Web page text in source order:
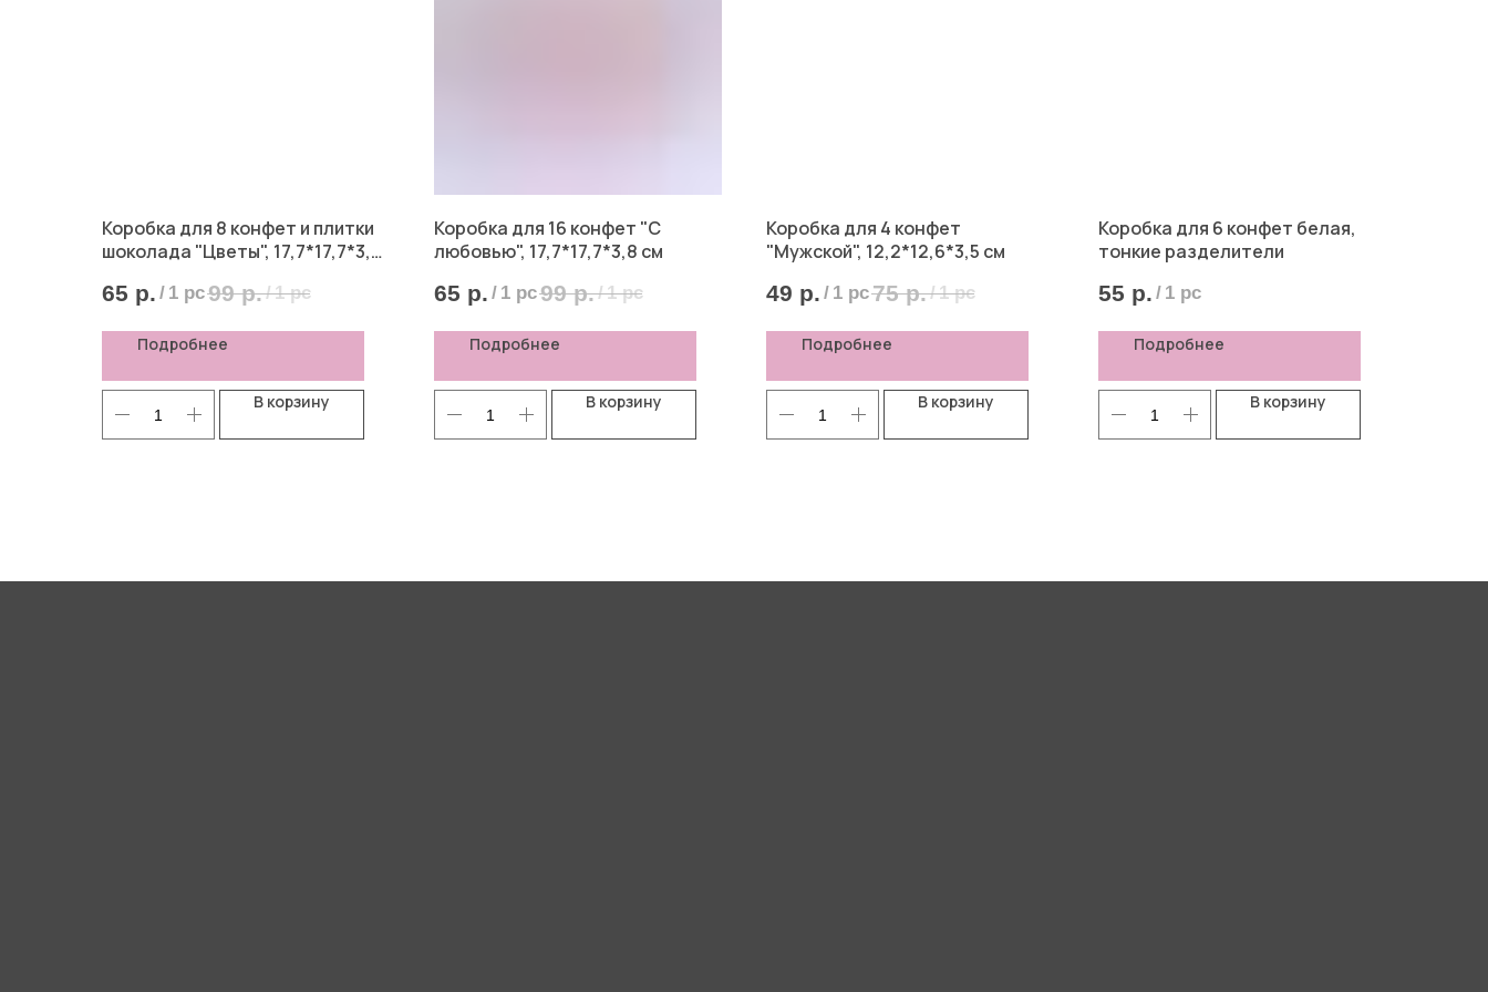
Коробка для 8 конфет и плитки
шоколада "Цветы", 17,7*17,7*3,8
65 р. / 1 pc99 р./1 pc
Подробнее
В корзину
Коробка для 16 конфет "С
любовью", 17,7*17,7*3,8 см
65 р. / 1 pc99 р./1 pc
Подробнее
В корзину
Коробка для 4 конфет
"Мужской", 12,2*12,6*3,5 см
49 р. / 1 pc75 р./1 pc
Подробнее
В корзину
Коробка для 6 конфет белая,
тонкие разделители
55 р. / 1 pc
Подробнее
В корзину